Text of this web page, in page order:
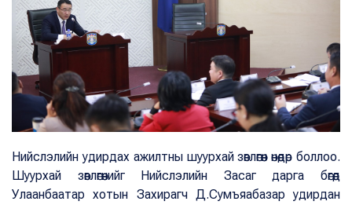
Нийслэлийн удирдах ажилтны шуурхай зөвлөгөөн өнөөдөр боллоо.
Шуурхай зөвлөгөөнийг Нийслэлийн Засаг дарга бөгөөд
Улаанбаатар хотын Захирагч Д.Сумъяабазар удирдан